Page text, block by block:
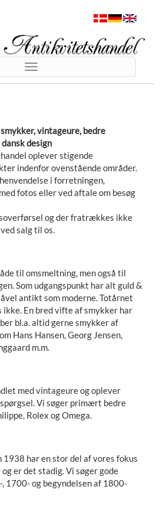
Toggle
navigation
vintageure, bedre
design
oplever stigende
indenfor ovenstående områder.
i forretningen,
fotos eller ved aftale om besøg
og der fratrækkes ikke
salg til os.
til omsmeltning, men også til
Som udgangspunkt har alt guld &
antikt som moderne. Totårnet
ikke. En bred vifte af smykker har
bl.a. altid gerne smykker af
Hans Hansen, Georg Jensen,
m.m.
med vintageure og oplever
Vi søger primært bedre
Rolex og Omega.
har en stor del af vores fokus
er det stadig. Vi søger gode
og begyndelsen af 1800-